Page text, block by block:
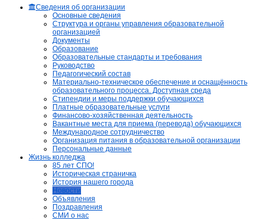
Сведения об организации
Основные сведения
Структура и органы управления образовательной
организацией
Документы
Образование
Образовательные стандарты и требования
Руководство
Педагогический состав
Материально-техническое обеспечение и оснащённость
образовательного процесса. Доступная среда
Стипендии и меры поддержки обучающихся
Платные образовательные услуги
Финансово-хозяйственная деятельность
Вакантные места для приема (перевода) обучающихся
Международное сотрудничество
Организация питания в образовательной организации
Персональные данные
Жизнь колледжа
85 лет СПО!
Историческая страничка
История нашего города
Новости
Объявления
Поздравления
СМИ о нас